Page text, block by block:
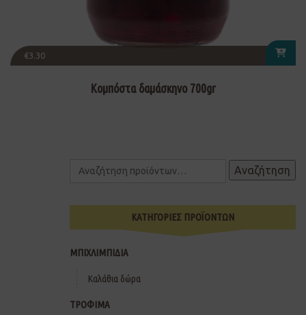
€3.30
Κομπόστα δαμάσκηνο 700gr
Αναζήτηση
ΚΑΤΗΓΟΡΙΕΣ ΠΡΟΪΟΝΤΩΝ
ΜΠΙΧΛΙΜΠΙΔΙΑ
Καλάθια δώρα
ΤΡΟΦΙΜΑ